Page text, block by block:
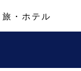
旅・ホテル